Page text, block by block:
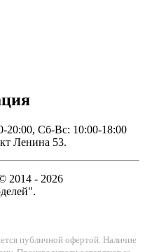
20:00, Сб-Вс: 10:00-18:00
Ленина 53.
2014 - 2026
публичной офертой. Наличие